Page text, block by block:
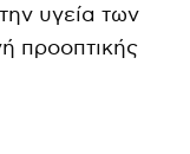
υγεία των
προοπτικής